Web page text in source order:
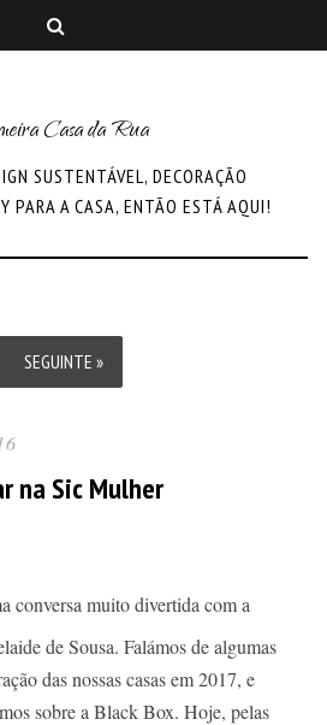
Casa da Rua
SUSTENTÁVEL, DECORAÇÃO
PARA A CASA, ENTÃO ESTÁ AQUI!
SEGUINTE »
na Sic Mulher
conversa muito divertida com a
de Sousa. Falámos de algumas
das nossas casas em 2017, e
sobre a Black Box. Hoje, pelas